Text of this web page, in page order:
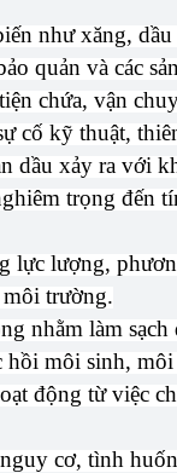
như xăng,
quản và các
chứa, vận
cố kỹ thuật,
dầu xảy ra với
trọng đến
lực lượng,
môi trường.
nhằm làm
môi sinh,
động từ việc
cơ, tình